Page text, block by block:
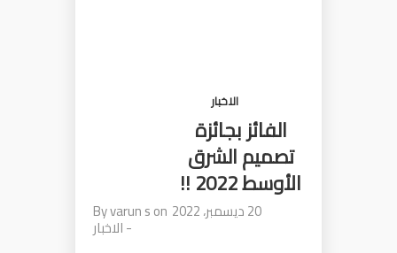
الاخبار
الفائز بجائزة
تصميم الشرق
الأوسط 2022 !!
Byvarun son 20 ديسمبر، 2022
-الاخبار